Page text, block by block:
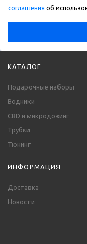
соглашения об
КАТАЛОГ
Подарочные наборы
Водники
CBD и микродозинг
Трубки
Тюнинг
ИНФОРМАЦИЯ
Доставка
Новости